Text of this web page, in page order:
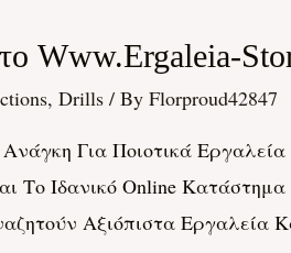
Www.ergaleia-
Drills / By Florproud42847
Για Ποιοτικά Εργαλεία
Το Ιδανικό Online
Αξιόπιστα Εργαλεία